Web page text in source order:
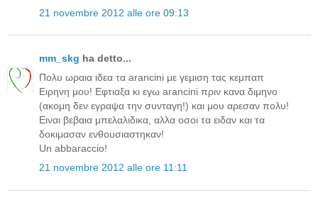
21 novembre 2012 alle ore 09:13
mm_skg ha detto...
Πολυ ωραια ιδεα τα arancini με γεμιση τας κεμπαπ
Ειρηνη μου! Εφτιαξα κι εγω arancini πριν κανα διμηνο
(ακομη δεν εγραψα την συνταγη!) και μου αρεσαν πολυ!
Ειναι βεβαια μπελαλιδικα, αλλα οσοι τα ειδαν και τα
δοκιμασαν ενθουσιαστηκαν!
Un abbaraccio!
21 novembre 2012 alle ore 11:11